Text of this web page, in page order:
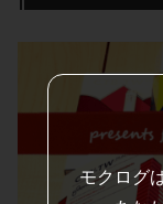
モクログ